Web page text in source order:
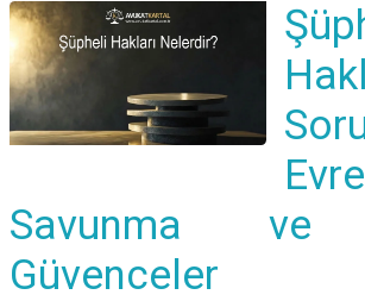
Savunma ve
Güvenceler